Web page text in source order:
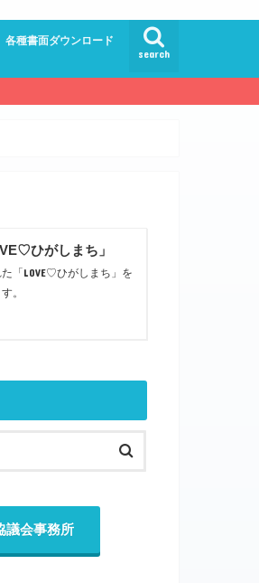
search
各種書面ダウンロード
ひがしまち」
「LOVE♡ひがしまち」を
。
議会事務所